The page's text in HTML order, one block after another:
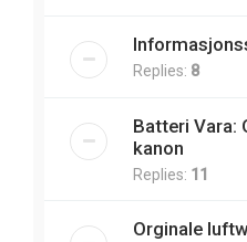
Replies: 8
Batteri Vara:
kanon
Replies: 11
Orginale